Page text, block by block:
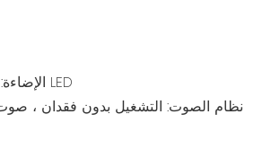
الإضاءة: مصابيح تشغيل كاملة اللون في جميع أنحاء القطار ، المصابيح الأمامية المزدوجة LED
نظام الصوت: التشغيل بدون فقدان ،